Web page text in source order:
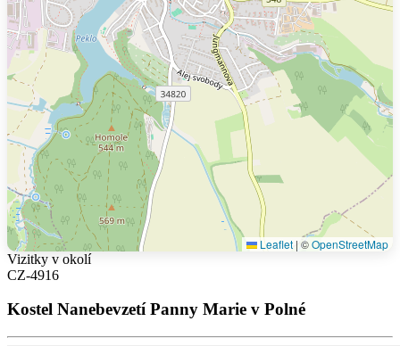
Leaflet | ©OpenStreetMap
Vizitky v okolí
CZ-4916
Kostel Nanebevzetí Panny Marie v Polné